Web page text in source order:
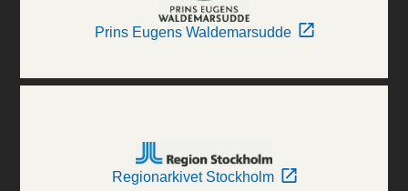
Prins Eugens Waldemarsudde
Regionarkivet Stockholm